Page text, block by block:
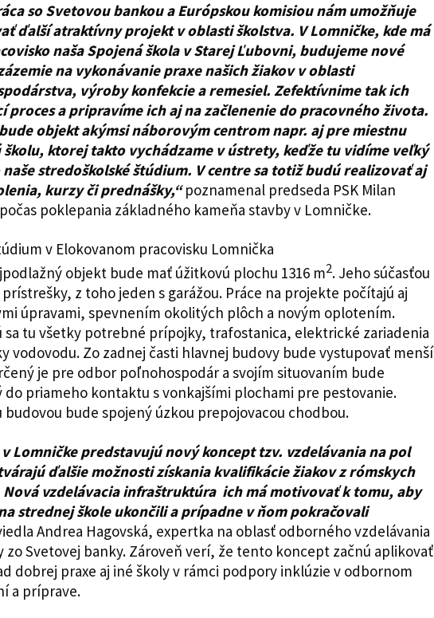
so Svetovou bankou a Európskou komisiou nám umožňuje
ďalší atraktívny projekt v oblasti školstva. V Lomničke, kde má
naša Spojená škola v Starej Ľubovni, budujeme nové
na vykonávanie praxe našich žiakov v oblasti
výroby konfekcie a remesiel. Zefektívnime tak ich
proces a pripravíme ich aj na začlenenie do pracovného života.
objekt akýmsi náborovým centrom napr. aj pre miestnu
školu, ktorej takto vychádzame v ústrety, keďže tu vidíme veľký
stredoškolské štúdium. V centre sa totiž budú realizovať aj
kurzy či prednášky,“poznamenal predseda PSK Milan
poklepania základného kameňa stavby v Lomničke.
objekt bude mať úžitkovú plochu 1316 m2. Jeho súčasťou
z toho jeden s garážou. Práce na projekte počítajú aj
úpravami, spevnením okolitých plôch a novým oplotením.
sa tu všetky potrebné prípojky, trafostanica, elektrické zariadenia
vodovodu. Zo zadnej časti hlavnej budovy bude vystupovať menší
je pre odbor poľnohospodár a svojím situovaním bude
do priameho kontaktu s vonkajšími plochami pre pestovanie.
budovou bude spojený úzkou prepojovacou chodbou.
Lomničke predstavujú nový koncept tzv. vzdelávania na pol
ďalšie možnosti získania kvalifikácie žiakov z rómskych
vzdelávacia infraštruktúra ich má motivovať k tomu, aby
strednej škole ukončili a prípadne v ňom pokračovali
Andrea Hagovská, expertka na oblasť odborného vzdelávania
zo Svetovej banky. Zároveň verí, že tento koncept začnú aplikovať
dobrej praxe aj iné školy v rámci podpory inklúzie v odbornom
a príprave.